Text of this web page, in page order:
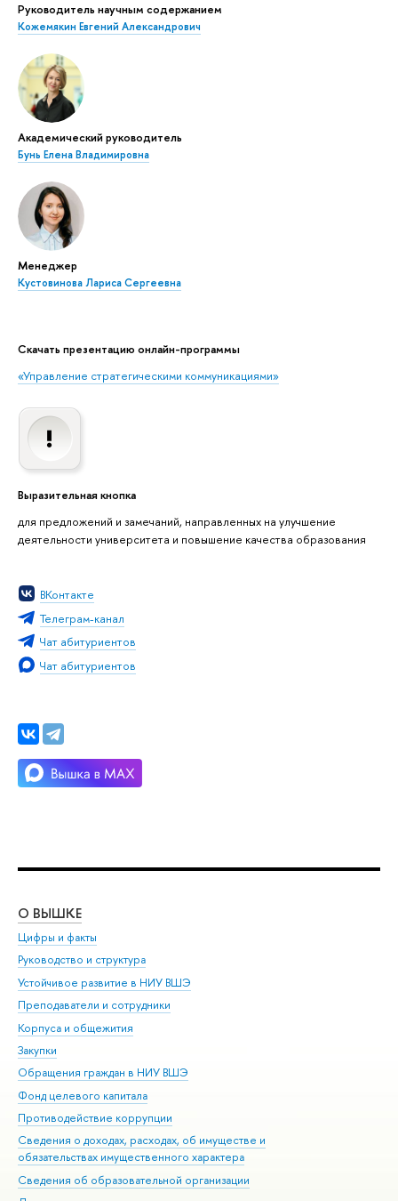
Руководитель научным содержанием
Кожемякин Евгений Александрович
Академический руководитель
Бунь Елена Владимировна
Менеджер
Кустовинова Лариса Сергеевна
Скачать презентацию онлайн-программы
«Управление стратегическими коммуникациями»
Выразительная кнопка
для предложений и замечаний, направленных на улучшение
деятельности университета и повышение качества образования
ВКонтакте
Телеграм-канал
Чат абитуриентов
Чат абитуриентов
О ВЫШКЕ
Цифры и факты
Руководство и структура
Устойчивое развитие в НИУ ВШЭ
Преподаватели и сотрудники
Корпуса и общежития
Закупки
Обращения граждан в НИУ ВШЭ
Фонд целевого капитала
Противодействие коррупции
Сведения о доходах, расходах, об имуществе и
обязательствах имущественного характера
Сведения об образовательной организации